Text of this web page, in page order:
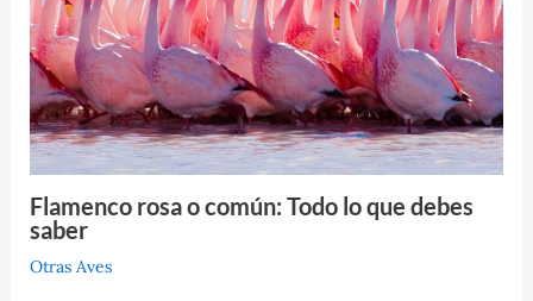
Flamenco rosa o común: Todo lo que debes
saber
Otras Aves